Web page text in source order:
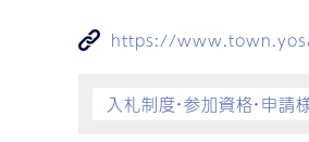
https://
入札制度・参加資格・申請